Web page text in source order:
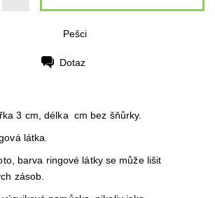
Pešci
Dotaz
3 cm, délka cm bez šňůrky.
látka.
barva ringové látky se může lišit
zásob.